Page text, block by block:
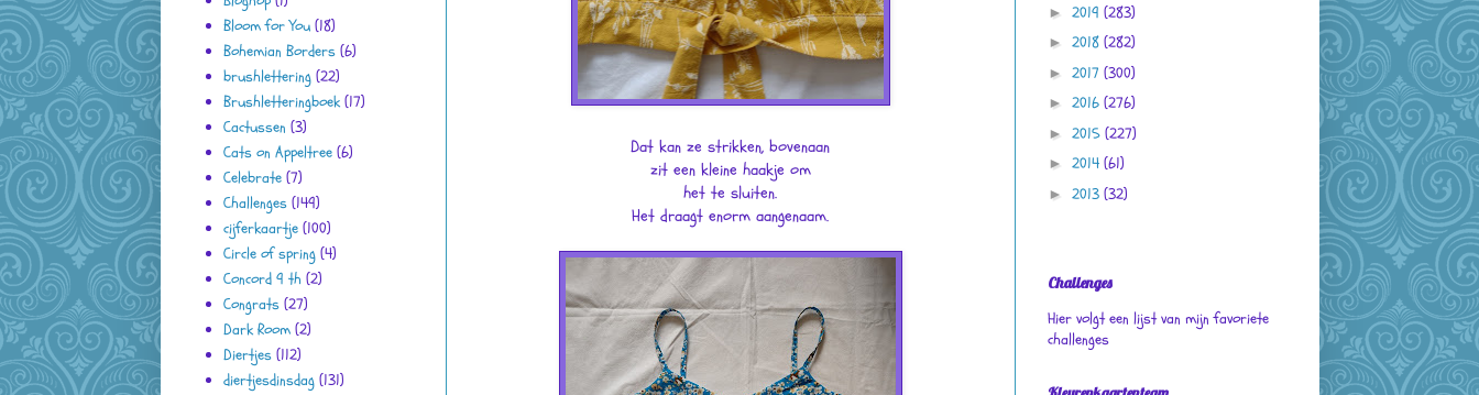
Dat kan ze strikken, bovenaan
zit een kleine haakje om
het te sluiten.
Het draagt enorm aangenaam.
Bloom for You (18)
Bohemian Borders (6)
brushlettering (22)
Brushletteringboek (17)
Cactussen (3)
Cats on Appeltree (6)
Celebrate (7)
Challenges (149)
cijferkaartje (100)
Circle of spring (4)
Concord 9 th (2)
Congrats (27)
Dark Room (2)
Diertjes (112)
diertjesdinsdag (131)
► 2019 (283)
► 2018 (282)
► 2017 (300)
► 2016 (276)
► 2015 (227)
► 2014 (61)
► 2013 (32)
Challenges
Hier volgt een lijst van mijn favoriete
challenges